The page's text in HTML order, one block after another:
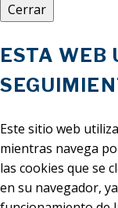
Cerrar
ESTA WEB
Este sitio web
mientras navega
las cookies que se
en su navegador,